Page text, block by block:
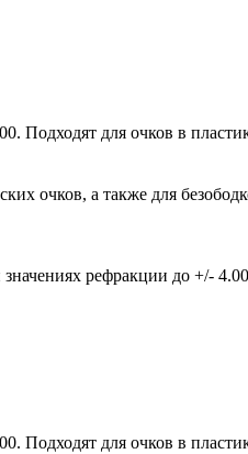
для очков в
очков, а также для
рефракции до +/-
для очков в